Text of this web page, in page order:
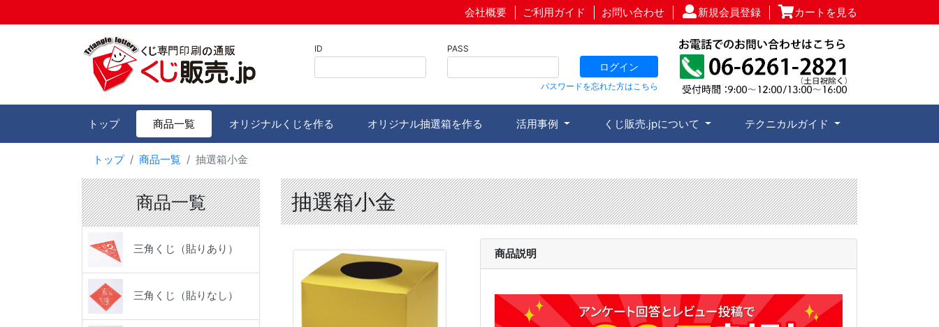
会社概要 ご利用ガイド お問い合わせ 新規会員登録 カートを見る
ID PASS
ログイン
パスワードを忘れた方はこちら
トップ 商品一覧 オリジナルくじを作る オリジナル抽選箱を作る 活用事例 くじ販売.jpについて テクニカルガイド
トップ 商品一覧 抽選箱小金
商品一覧
三角くじ（貼りあり）
三角くじ（貼りなし）
抽選箱小金
商品説明